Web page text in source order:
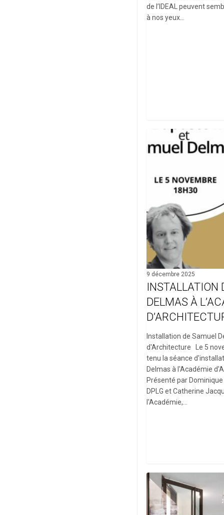
de l’IDEAL peuvent
à nos yeux…
Installation
de
Samuel
l’Académie
9 décembre 2025
INSTALLATION
DELMAS À
Installation de Samuel
d'Architecture Le 5
tenu la séance
Delmas à l'Académie
Présenté par
DPLG et Catherine
l'Académie,…
Exposition :
“Matières”,
du
11